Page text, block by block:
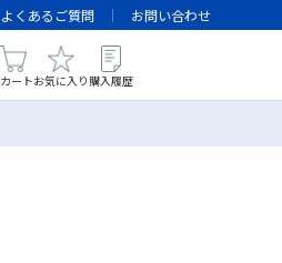
よくあるご質問 お問い合わせ
カートお気に入り 購入履歴